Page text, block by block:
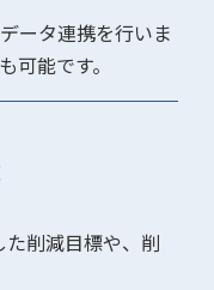
ータ連携を行いま
可能です。
削減目標や、削